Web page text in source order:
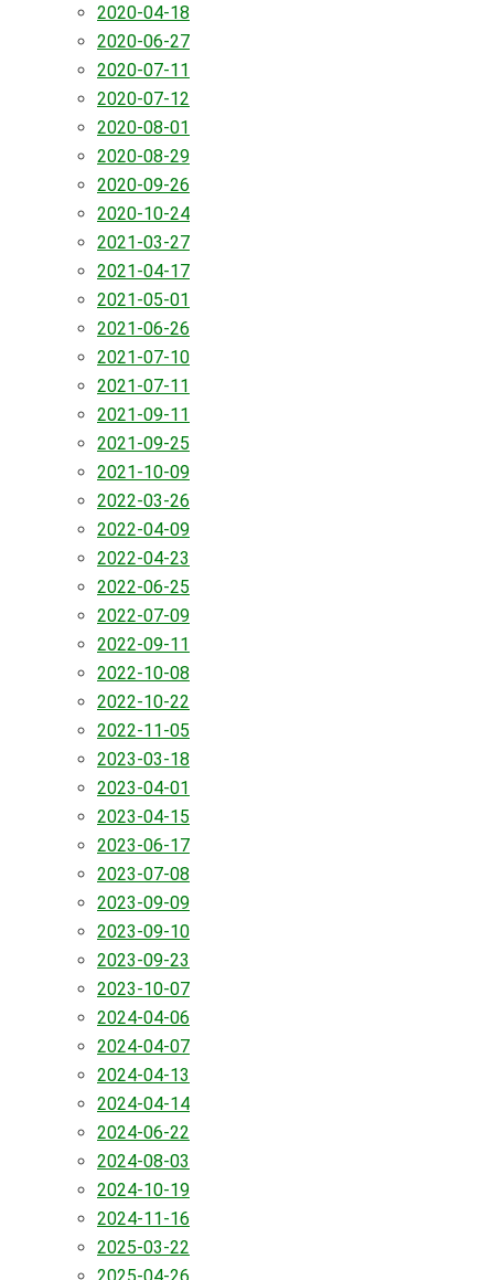
2020-04-18
2020-06-27
2020-07-11
2020-07-12
2020-08-01
2020-08-29
2020-09-26
2020-10-24
2021-03-27
2021-04-17
2021-05-01
2021-06-26
2021-07-10
2021-07-11
2021-09-11
2021-09-25
2021-10-09
2022-03-26
2022-04-09
2022-04-23
2022-06-25
2022-07-09
2022-09-11
2022-10-08
2022-10-22
2022-11-05
2023-03-18
2023-04-01
2023-04-15
2023-06-17
2023-07-08
2023-09-09
2023-09-10
2023-09-23
2023-10-07
2024-04-06
2024-04-07
2024-04-13
2024-04-14
2024-06-22
2024-08-03
2024-10-19
2024-11-16
2025-03-22